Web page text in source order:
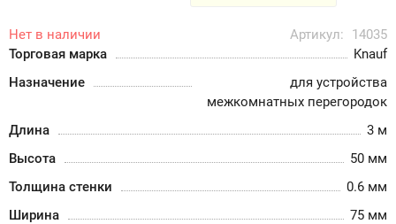
Нет в наличии Артикул:
14035
Торговая марка
Knauf
Назначение
для устройства
межкомнатных перегородок
Длина
3 м
Высота
50 мм
Толщина стенки
0.6 мм
Ширина
75 мм